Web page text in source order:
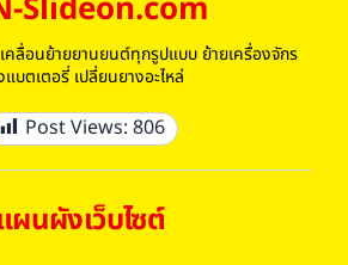
คลื่อนย้ายยานยนต์ทุกรูปแบบ ย้ายเครื่องจักร
บตเตอรี่ เปลี่ยนยางอะไหล่
Post Views: 806
ผนผังเว็บไซต์